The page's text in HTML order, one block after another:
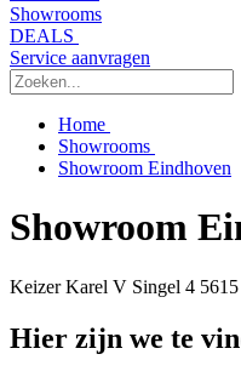
Showrooms
DEALS
Service aanvragen
Home
Showrooms
Showroom Eindhoven
Showroom
Keizer Karel V Singel 4
Hier zijn we te